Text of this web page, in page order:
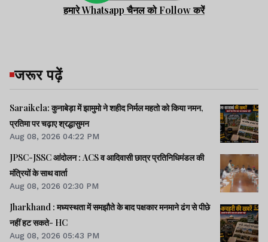
हमारे Whatsapp चैनल को Follow करें
जरूर पढ़ें
Saraikela: कुनाबेड़ा में झामुमो ने शहीद निर्मल महतो को किया नमन,
प्रतिमा पर चढ़ाए श्रद्धासुमन
Aug 08, 2026 04:22 PM
JPSC-JSSC आंदोलन : ACS व आदिवासी छात्र प्रतिनिधिमंडल की
मंत्रियों के साथ वार्ता
Aug 08, 2026 02:30 PM
Jharkhand : मध्यस्थता में समझौते के बाद पक्षकार मनमाने ढंग से पीछे
नहीं हट सकते- HC
Aug 08, 2026 05:43 PM